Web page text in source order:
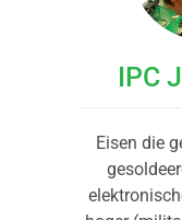
IPC
Eisen die